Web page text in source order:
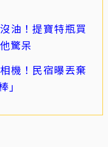
油！提寶特瓶買
驚呆
機！民宿曝丟棄
」